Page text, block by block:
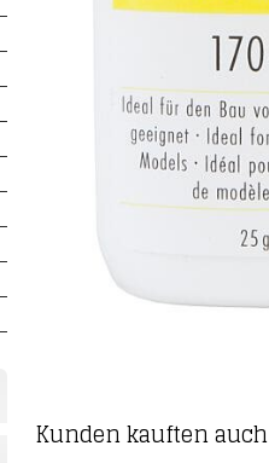
Kunden kauften auch